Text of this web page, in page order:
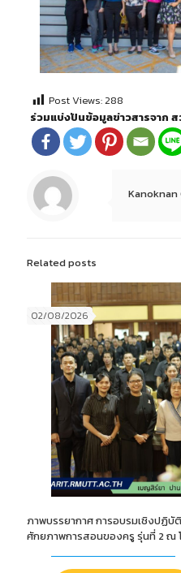
Post Views:288
ร่วมแบ่งปันข้อมูลข่าวสารจาก
Related posts
02/08/2026
ภาพบรรยากาศ การอบรมเชิงปฏิ
ศักยภาพการสอนของครู รุ่นที่ 2 ณ